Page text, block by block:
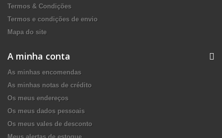
Termos & Condições
Termos e condições de envio
Mapa do site
A minha conta
As minhas encomendas
As minhas notas de crédito
Os meus endereços
Os meus dados pessoais
Os meus vales de desconto